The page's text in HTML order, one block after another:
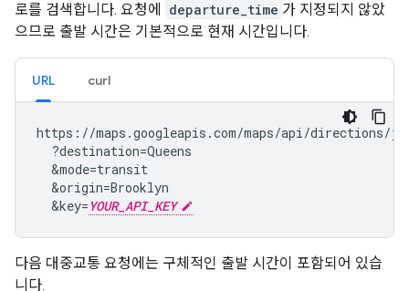
로를 검색합니다. 요청에
departure_time 가 지정되지 않았
으므로 출발 시간은 기본적으로 현재 시간입니다.
URL curl
https://maps.googleapis.com/maps/api/directions/
  ?destination=Queens
&mode=transit
&origin=Brooklyn
&key= YOUR_API_KEY
다음 대중교통 요청에는 구체적인 출발 시간이 포함되어 있습
니다.